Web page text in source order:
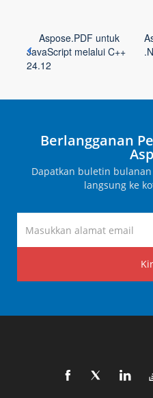
Aspose.PDF untuk
JavaScript melalui C++
24.12
Berlangganan
Dapatkan buletin
langsung ke